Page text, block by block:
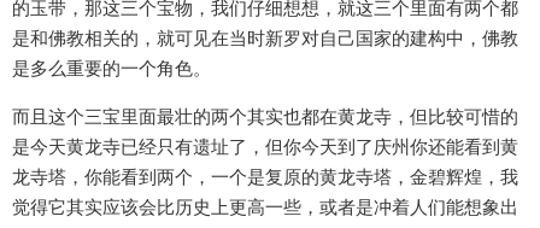
的玉带，那这三个宝物，我们仔细想想，就这三个里面有两个都
是和佛教相关的，就可见在当时新罗对自己国家的建构中，佛教
是多么重要的一个角色。
而且这个三宝里面最壮的两个其实也都在黄龙寺，但比较可惜的
是今天黄龙寺已经只有遗址了，但你今天到了庆州你还能看到黄
龙寺塔，你能看到两个，一个是复原的黄龙寺塔，金碧辉煌，我
觉得它其实应该会比历史上更高一些，或者是冲着人们能想象出